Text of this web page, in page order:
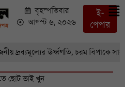
বৃহস্পতিবার
আগস্ট ৬, ২০২৬
ই-
পেপার
ঊর্ধ্বগতি, চরম বিপাকে সাধারণ
ছোট ভাই খুন